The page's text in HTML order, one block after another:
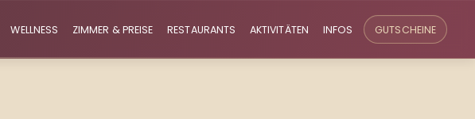
WELLNESS ZIMMER & PREISE RESTAURANTS AKTIVITÄTEN INFOS GUTSCHEINE